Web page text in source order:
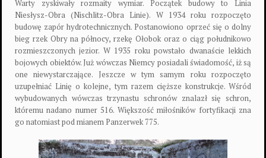
Warty zyskiwały rozmaity wymiar. Początek budowy to Linia
Niesłysz-Obra (Nischlitz-Obra Linie). W 1934 roku rozpoczęto
budowę zapór hydrotechnicznych. Postanowiono oprzeć się o dolny
bieg rzek Obry na północy, rzekę Ołobok oraz o ciąg południkowo
rozmieszczonych jezior. W 1935 roku powstało dwanaście lekkich
bojowych obiektów. Już wówczas Niemcy posiadali świadomość, iż są
one niewystarczające. Jeszcze w tym samym roku rozpoczęto
uzupełniać Linię o kolejne, tym razem cięższe konstrukcje. Wśród
wybudowanych wówczas trzynastu schronów znalazł się schron,
któremu nadano numer 516. Większość miłośników fortyfikacji zna
go natomiast pod mianem Panzerwek 775.